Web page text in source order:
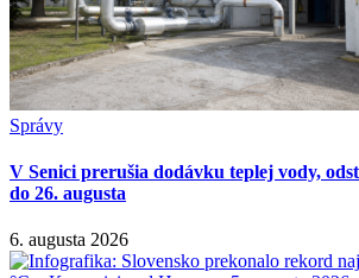
Správy
V Senici prerušia dodávku teplej vody,
do 26. augusta
6. augusta 2026